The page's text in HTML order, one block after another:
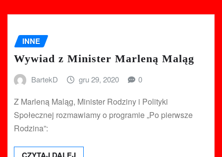
INNE
Wywiad z Minister Marleną Maląg
BartekD gru 29, 2020 0
Z Marleną Maląg, Minister Rodziny i Polityki
Społecznej rozmawiamy o programie „Po pierwsze
Rodzina”: